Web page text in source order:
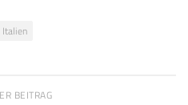
Italien
BEITRAG